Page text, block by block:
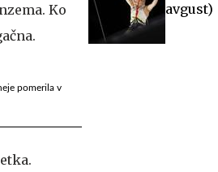
pomerila v
avgust)